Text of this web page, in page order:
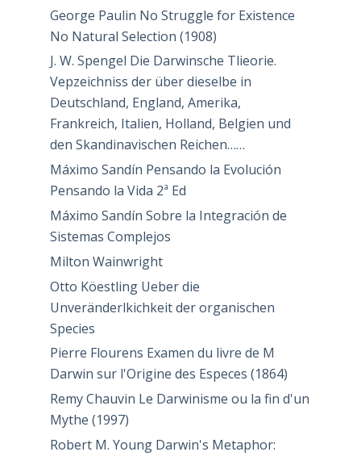
George Paulin No Struggle for Existence
No Natural Selection (1908)
J. W. Spengel Die Darwinsche Tlieorie.
Vepzeichniss der über dieselbe in
Deutschland, England, Amerika,
Frankreich, Italien, Holland, Belgien und
den Skandinavischen Reichen……
Máximo Sandín Pensando la Evolución
Pensando la Vida 2ª Ed
Máximo Sandín Sobre la Integración de
Sistemas Complejos
Milton Wainwright
Otto Köestling Ueber die
Unveränderlkichkeit der organischen
Species
Pierre Flourens Examen du livre de M
Darwin sur l'Origine des Especes (1864)
Remy Chauvin Le Darwinisme ou la fin d'un
Mythe (1997)
Robert M. Young Darwin's Metaphor: